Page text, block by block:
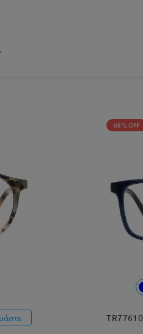
68% OFF
TR77610